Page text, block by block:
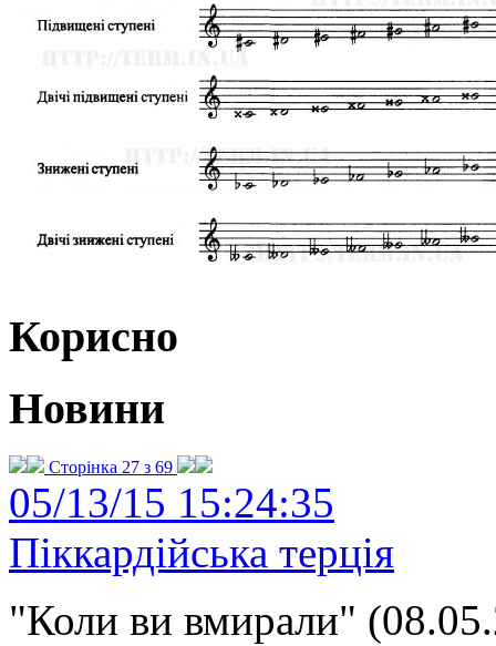
Корисно
Новини
Сторінка 27 з 69
05/13/15 15:24:35
Піккардійська терція
"Коли ви вмирали"